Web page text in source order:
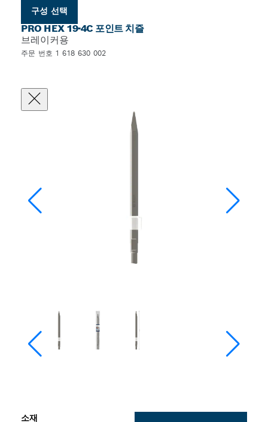
구성 선택
PRO HEX 19-4C 포인트 치즐
브레이커용
주문 번호 1 618 630 002
소재